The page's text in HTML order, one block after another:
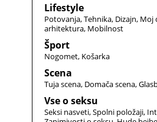
Lifestyle
Potovanja Tehnika Dizajn Moj
arhitektura Mobilnost
Šport
Nogomet Košarka
Scena
Tuja scena Domača scena
Vse o seksu
Seksi nasveti Spolni položaji